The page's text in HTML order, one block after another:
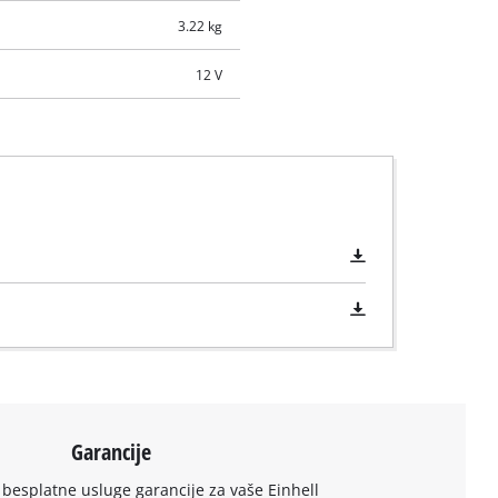
3.22 kg
12 V
Garancije
usluge garancije za vaše Einhell